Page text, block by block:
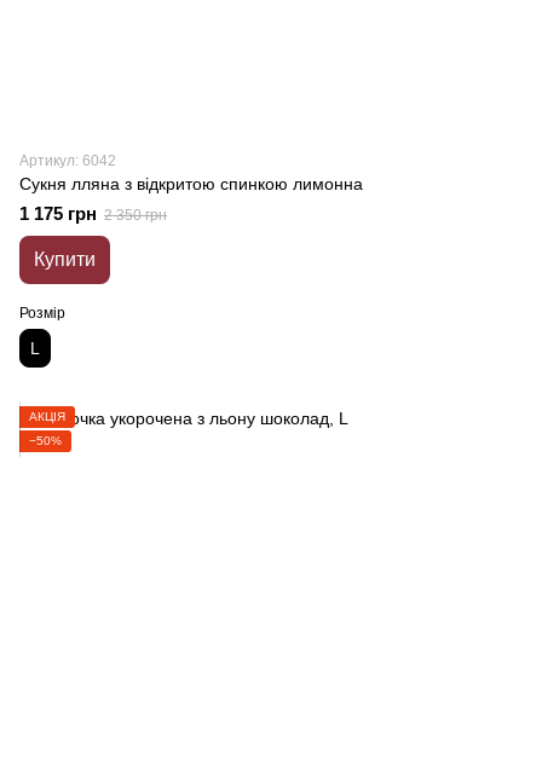
Артикул: 6042
Сукня лляна з відкритою спинкою лимонна
1 175 грн 2 350 грн
Купити
Розмір
L
АКЦІЯ
−50%